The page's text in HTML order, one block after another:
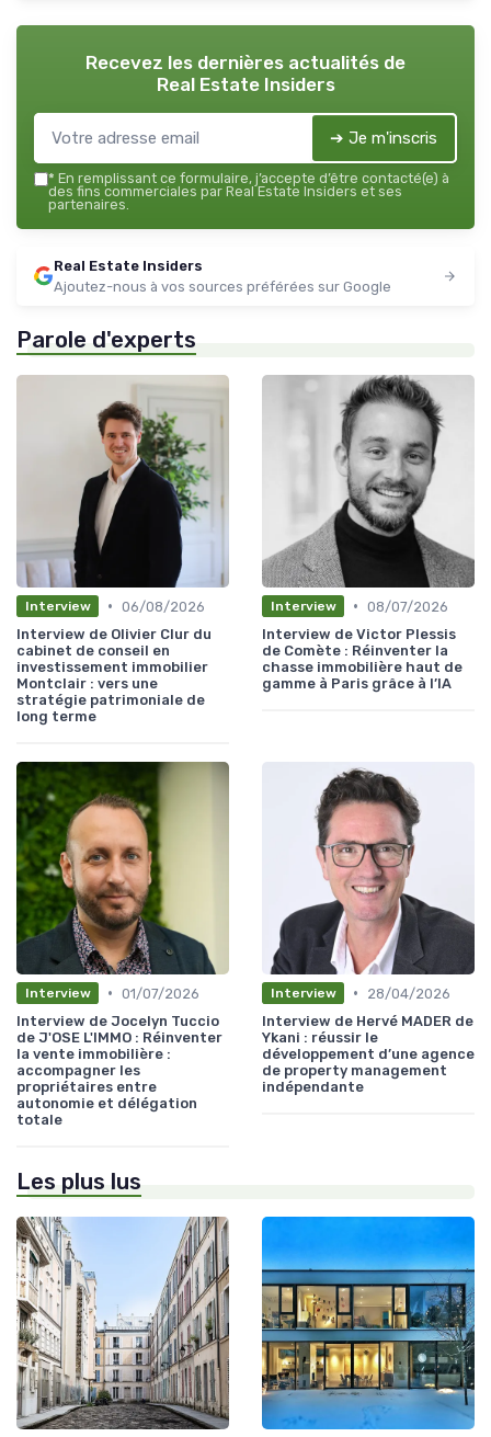
Recevez les dernières actualités de
Real Estate Insiders
➔ Je m'inscris
* En remplissant ce formulaire, j’accepte d’être contacté(e) à
des fins commerciales par Real Estate Insiders et ses
partenaires.
Real Estate Insiders
Ajoutez-nous à vos sources préférées sur Google
Parole d'experts
Interview • 06/08/2026
Interview de Olivier Clur du
cabinet de conseil en
investissement immobilier
Montclair : vers une
stratégie patrimoniale de
long terme
Interview • 08/07/2026
Interview de Victor Plessis
de Comète : Réinventer la
chasse immobilière haut de
gamme à Paris grâce à l’IA
Interview • 01/07/2026
Interview de Jocelyn Tuccio
de J'OSE L'IMMO : Réinventer
la vente immobilière :
accompagner les
propriétaires entre
autonomie et délégation
totale
Interview •
28/04/2026
Interview de Hervé MADER de
Ykani : réussir le
développement d’une agence
de property management
indépendante
Les plus lus